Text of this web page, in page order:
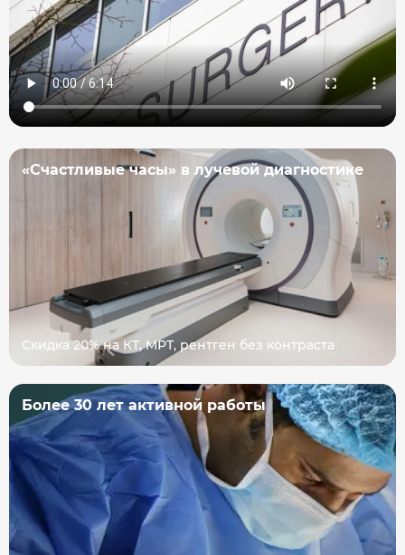
«Счастливые часы» в лучевой диагностике
Скидка 20% на КТ, МРТ, рентген без контраста
Более 30 лет активной работы